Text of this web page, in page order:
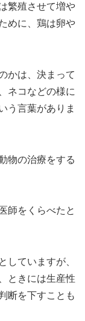
繁殖させて増や
めに、鶏は卵や
かは、決まって
ネコなどの様に
う言葉がありま
物の治療をする
師をくらべたと
ていますが、
ときには生産性
断を下すことも